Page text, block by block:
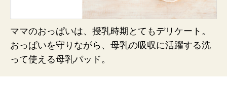
ママのおっぱいは、授乳時期とてもデリケート。
おっぱいを守りながら、母乳の吸収に活躍する洗
って使える母乳パッド。